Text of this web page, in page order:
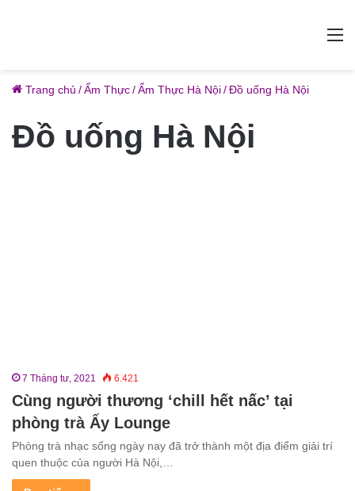
Trang chủ /Ẩm Thực/Ẩm Thực Hà Nội/Đồ uống Hà Nội
Đồ uống Hà Nội
7 Tháng tư, 2021 6.421
Cùng người thương ‘chill hết nấc’ tại
phòng trà Ấy Lounge
Phòng trà nhạc sống ngày nay đã trở thành một địa điểm giải trí
quen thuộc của người Hà Nội,…